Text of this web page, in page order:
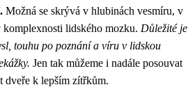
Možná se skrývá v hlubinách vesmíru, v
lidského mozku. Důležité je
touhu po poznání a víru v lidskou
Jen tak můžeme i nadále posouvat
dveře k lepším zítřkům.